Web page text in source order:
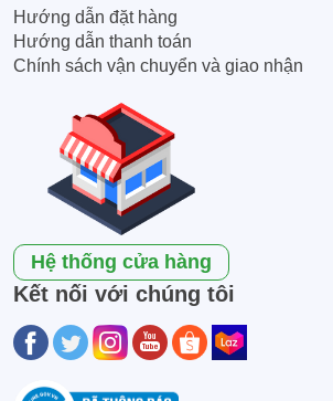
Hướng dẫn đặt hàng
Hướng dẫn thanh toán
Chính sách vận chuyển và giao nhận
Hệ thống cửa hàng
Kết nối với chúng tôi